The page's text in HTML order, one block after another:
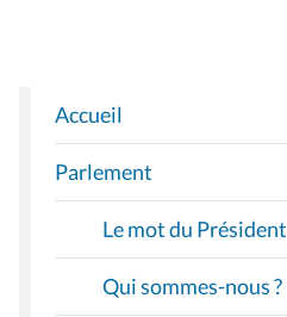
N
A
V
G
Accueil
Parlement
Le mot du Président
Qui sommes-nous ?